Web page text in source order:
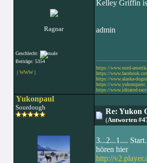
Ragnar
Geschlecht:
Beiträge: 5354
| WWW|
Kelley Griffin
admin
https://www.nord-
https://
https://www.alaska-
https://
https://www.iditarod-
Yukonpaul
Sourdough Re: Yukon
(Antworten
3...2...1....
hören hier
http://